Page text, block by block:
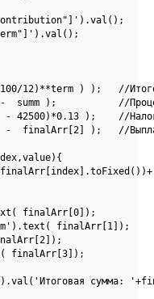
12)**term ) );   //
summ );           //
- 42500)*0.13 );    //
-  finalArr[2] );   //
finalArr[0]);
finalArr[1]);
finalArr[3]);
сумма: